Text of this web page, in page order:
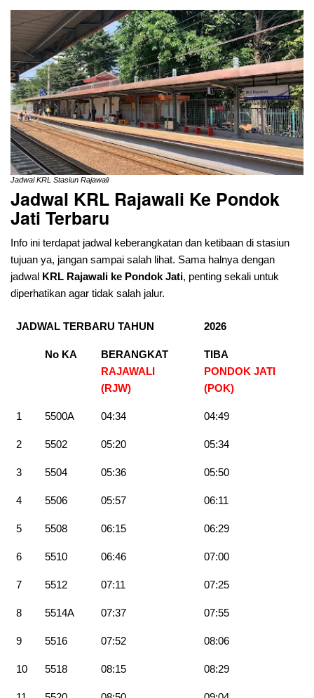
Jadwal KRL Stasiun Rajawali
Jadwal KRL Rajawali Ke Pondok
Jati Terbaru
Info ini terdapat jadwal keberangkatan dan ketibaan di stasiun
tujuan ya, jangan sampai salah lihat. Sama halnya dengan
jadwal KRL Rajawali ke Pondok Jati, penting sekali untuk
diperhatikan agar tidak salah jalur.
JADWAL TERBARU TAHUN 2026
No KA
BERANGKAT
RAJAWALI
(RJW)
TIBA
PONDOK JATI
(POK)
1 5500A 04:34 04:49
2 5502 05:20 05:34
3 5504 05:36 05:50
4 5506 05:57 06:11
5 5508 06:15 06:29
6 5510 06:46 07:00
7 5512 07:11 07:25
8 5514A 07:37 07:55
9 5516 07:52 08:06
10 5518 08:15 08:29